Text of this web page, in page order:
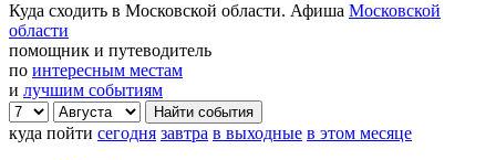
Куда сходить в Московской области. Афиша Московской
области
помощник и путеводитель
по интересным местам
и лучшим событиям
куда пойти сегодня завтра в выходные в этом месяце